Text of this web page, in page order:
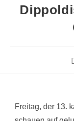
Freitag, der 13.